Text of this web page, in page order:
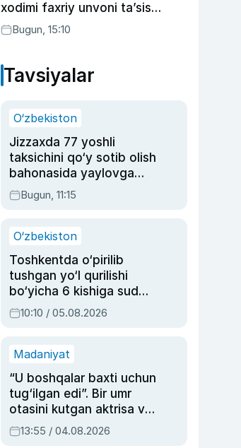
xodimi faxriy unvoni taʼsis
etilishi mumkin
Bugun, 15:10
Tavsiyalar
O‘zbekiston
Jizzaxda 77 yoshli
taksichini qo‘y sotib olish
bahonasida yaylovga
olib borib o‘ldirgan yigit
20 yilga qamaldi
Bugun, 11:15
O‘zbekiston
Toshkentda o‘pirilib
tushgan yo‘l qurilishi
bo‘yicha 6 kishiga sud
hukmi o‘qildi
10:10 / 05.08.2026
Madaniyat
“U boshqalar baxti uchun
tug‘ilgan edi”. Bir umr
otasini kutgan aktrisa va
dublyaj ustasi Rimma
Ahmedovaning
13:55 / 04.08.2026